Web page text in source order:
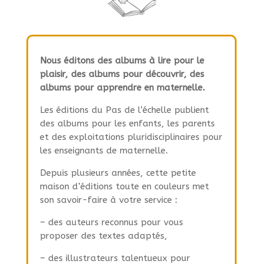
Nous éditons des albums à lire pour le
plaisir, des albums pour découvrir, des
albums pour apprendre en maternelle.
Les éditions du Pas de l’échelle publient
des albums pour les enfants, les parents
et des exploitations pluridisciplinaires pour
les enseignants de maternelle.
Depuis plusieurs années, cette petite
maison d’éditions toute en couleurs met
son savoir-faire à votre service :
– des auteurs reconnus pour vous
proposer des textes adaptés,
– des illustrateurs talentueux pour